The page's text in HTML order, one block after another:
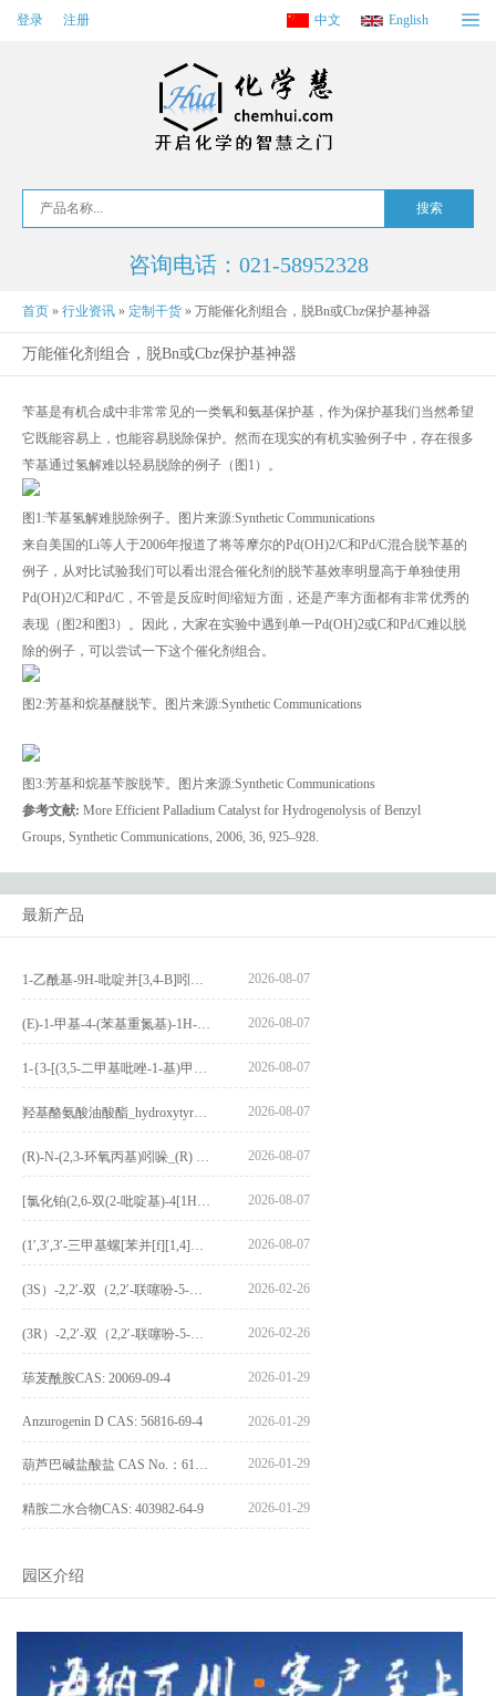
登录 注册 中文 English
咨询电话：021-58952328
首页 » 行业资讯 » 定制干货 » 万能催化剂组合，脱Bn或Cbz保护基神器
万能催化剂组合，脱Bn或Cbz保护基神器
苄基是有机合成中非常常见的一类氧和氨基保护基，作为保护基我们当然希望
它既能容易上，也能容易脱除保护。然而在现实的有机实验例子中，存在很多
苄基通过氢解难以轻易脱除的例子（图1）。
图1:苄基氢解难脱除例子。图片来源:Synthetic Communications
来自美国的Li等人于2006年报道了将等摩尔的Pd(OH)2/C和Pd/C混合脱苄基的
例子，从对比试验我们可以看出混合催化剂的脱苄基效率明显高于单独使用
Pd(OH)2/C和Pd/C，不管是反应时间缩短方面，还是产率方面都有非常优秀的
表现（图2和图3）。因此，大家在实验中遇到单一Pd(OH)2或C和Pd/C难以脱
除的例子，可以尝试一下这个催化剂组合。
图2:芳基和烷基醚脱苄。图片来源:Synthetic Communications
图3:芳基和烷基苄胺脱苄。图片来源:Synthetic Communications
参考文献: More Efficient Palladium Catalyst for Hydrogenolysis of Benzyl
Groups, Synthetic Communications, 2006, 36, 925–928.
最新产品
2026-08-07
2026-08-07
2026-08-07
2026-08-07
2026-08-07
2026-08-07
2026-08-07
2026-02-26
2026-02-26
荜茇酰胺CAS: 20069-09-4 2026-01-29
Anzurogenin D CAS: 56816-69-4 2026-01-29
2026-01-29
精胺二水合物CAS: 403982-64-9 2026-01-29
园区介绍